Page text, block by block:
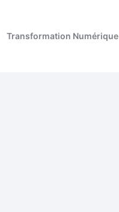
Transformation Numérique